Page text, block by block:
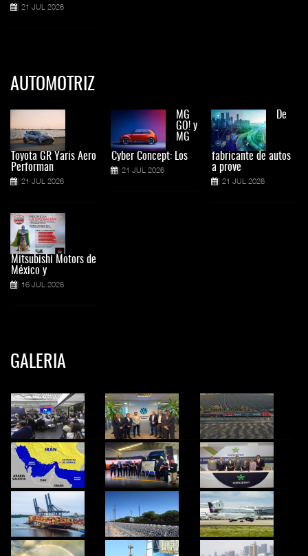
21 JUL 2026
AUTOMOTRIZ
Toyota GR Yaris Aero
Performan
21 JUL 2026
Mitsubishi Motors de
México y
16 JUL 2026
MG
GO! y
MG
Cyber Concept: Los
21 JUL 2026
De
fabricante de autos
a prove
21 JUL 2026
GALERIA